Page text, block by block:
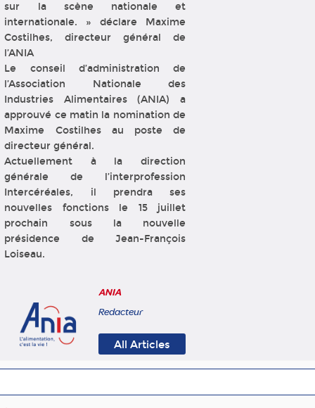
sur la scène nationale et
internationale. » déclare Maxime
Costilhes, directeur général de
l’ANIA
Le conseil d’administration de
l’Association Nationale des
Industries Alimentaires (ANIA) a
approuvé ce matin la nomination de
Maxime Costilhes au poste de
directeur général.
Actuellement à la direction
générale de l’interprofession
Intercéréales, il prendra ses
nouvelles fonctions le 15 juillet
prochain sous la nouvelle
présidence de Jean-François
Loiseau.
ANIA
Redacteur
All Articles